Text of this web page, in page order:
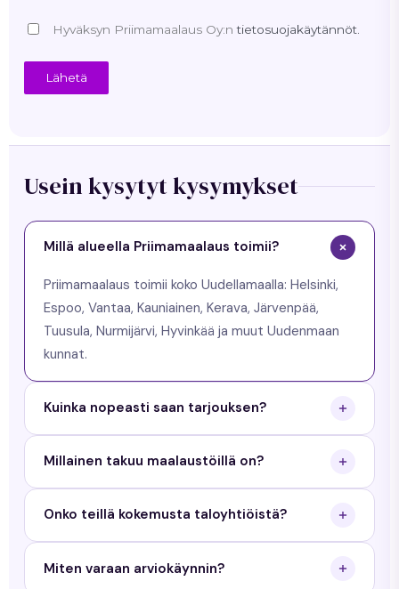
Hyväksyn Priimamaalaus Oy:ntietosuojakäytännöt.
Lähetä
Usein kysytyt kysymykset
Millä alueella Priimamaalaus toimii?
Priimamaalaus toimii koko Uudellamaalla: Helsinki,
Espoo, Vantaa, Kauniainen, Kerava, Järvenpää,
Tuusula, Nurmijärvi, Hyvinkää ja muut Uudenmaan
kunnat.
Kuinka nopeasti saan tarjouksen?
maksuttomalla arviokäynnillä ja toimitamme
kirjallisen tarjouksen.
Millainen takuu maalaustöillä on?
maalaustöille ja 5 vuoden takuun tiilikaton
pinnoitukselle.
Onko teillä kokemusta taloyhtiöistä?
taloyhtiöille. Meillä on kokemusta yli 350 kohteesta
Miten varaan arviokäynnin?